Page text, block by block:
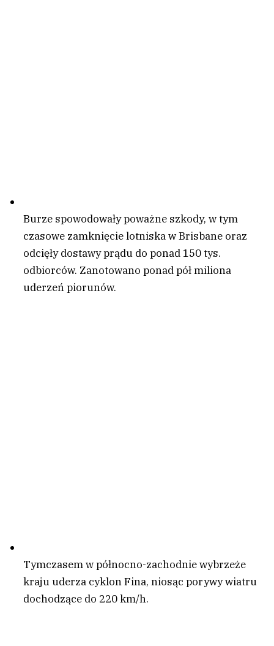
Burze spowodowały poważne szkody, w tym
czasowe zamknięcie lotniska w Brisbane oraz
odcięły dostawy prądu do ponad 150 tys.
odbiorców. Zanotowano ponad pół miliona
uderzeń piorunów.
Tymczasem w północno-zachodnie wybrzeże
kraju uderza cyklon Fina, niosąc porywy wiatru
dochodzące do 220 km/h.